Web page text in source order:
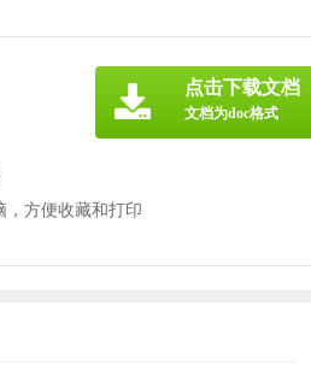
，方便收藏和打印
点击下载文档
文档为doc格式